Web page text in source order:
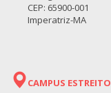
CEP: 65900-001
Imperatriz-MA
CAMPUS ESTREITO